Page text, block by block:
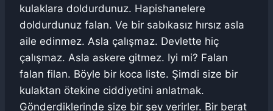
kulaklara doldurdunuz. Hapishanelere
doldurdunuz falan. Ve bir sabıkasız hırsız asla
aile edinmez. Asla çalışmaz. Devlette hiç
çalışmaz. Asla askere gitmez. Iyi mi? Falan
falan filan. Böyle bir koca liste. Şimdi size bir
kulaktan ötekine ciddiyetini anlatmak.
Gönderdiklerinde size bir şey verirler. Bir berat